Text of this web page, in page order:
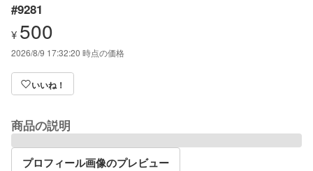
#9281
¥ 500
2026/8/9 17:32:20 時点の価格
いいね！
商品の説明
プロフィール画像のプレビュー